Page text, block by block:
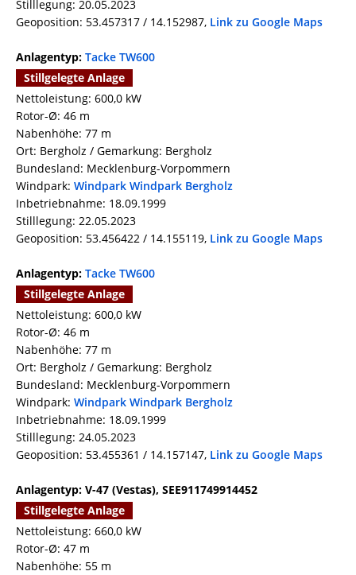
Stilllegung: 20.05.2023
Geoposition: 53.457317 / 14.152987, Link zu Google Maps
Anlagentyp: Tacke TW600
Stillgelegte Anlage
Nettoleistung: 600,0 kW
Rotor-Ø: 46 m
Nabenhöhe: 77 m
Ort: Bergholz / Gemarkung: Bergholz
Bundesland: Mecklenburg-Vorpommern
Windpark: Windpark Windpark Bergholz
Inbetriebnahme: 18.09.1999
Stilllegung: 22.05.2023
Geoposition: 53.456422 / 14.155119, Link zu Google Maps
Anlagentyp: Tacke TW600
Stillgelegte Anlage
Nettoleistung: 600,0 kW
Rotor-Ø: 46 m
Nabenhöhe: 77 m
Ort: Bergholz / Gemarkung: Bergholz
Bundesland: Mecklenburg-Vorpommern
Windpark: Windpark Windpark Bergholz
Inbetriebnahme: 18.09.1999
Stilllegung: 24.05.2023
Geoposition: 53.455361 / 14.157147, Link zu Google Maps
Anlagentyp: V-47 (Vestas), SEE911749914452
Stillgelegte Anlage
Nettoleistung: 660,0 kW
Rotor-Ø: 47 m
Nabenhöhe: 55 m